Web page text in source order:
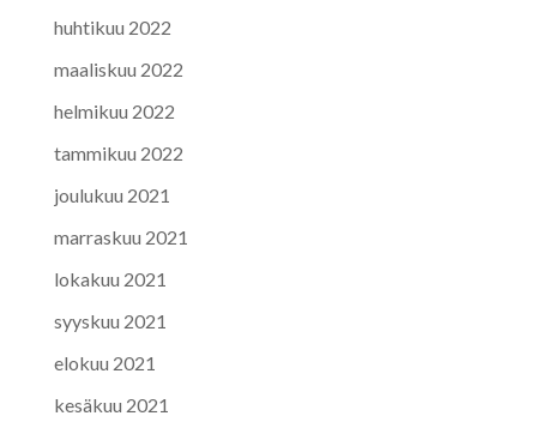
huhtikuu 2022
maaliskuu 2022
helmikuu 2022
tammikuu 2022
joulukuu 2021
marraskuu 2021
lokakuu 2021
syyskuu 2021
elokuu 2021
kesäkuu 2021